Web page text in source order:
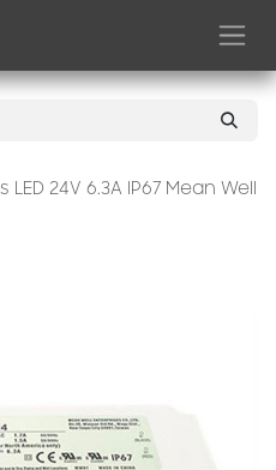
24V 6.3A IP67 Mean Well